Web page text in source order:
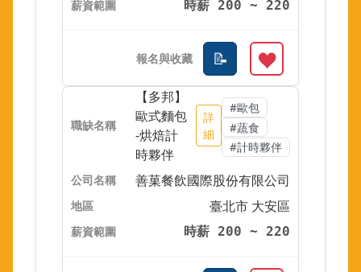
時薪 200 ~ 220
【多邦】
歐式麵包
-烘焙計
時夥伴
詳
細
#歐包
#蔬食
#計時夥伴
善菓餐飲國際股份有限公司
臺北市 大安區
時薪 200 ~ 220